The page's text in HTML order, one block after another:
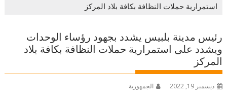
استمرارية حملات النظافة بكافة بلاد المركز
رئيس مدينة بلبيس يشدد بجهود رؤساء الوحدات
ويشدد على استمرارية حملات النظافة بكافة بلاد
المركز
ديسمبر 19, 2022 الجمهورية